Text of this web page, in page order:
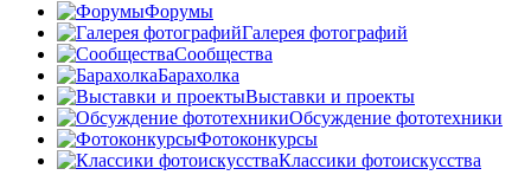
Форумы
Галерея фотографий
Сообщества
Барахолка
Выставки и проекты
Обсуждение фототехники
Фотоконкурсы
Классики фотоискусства